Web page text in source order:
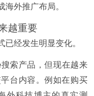
外推广布局。
越重要
经发生明显变化。
索产品，但现在越来
台内容。例如在购买